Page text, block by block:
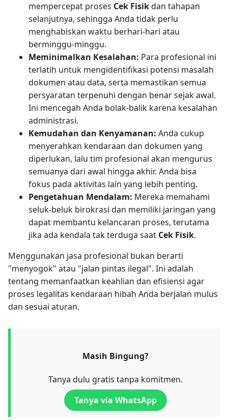
mempercepat proses Cek Fisikdan tahapan
selanjutnya, sehingga Anda tidak perlu
menghabiskan waktu berhari-hari atau
berminggu-minggu.
Meminimalkan Kesalahan: Para profesional ini
terlatih untuk mengidentifikasi potensi masalah
dokumen atau data, serta memastikan semua
persyaratan terpenuhi dengan benar sejak awal.
Ini mencegah Anda bolak-balik karena kesalahan
administrasi.
Kemudahan dan Kenyamanan: Anda cukup
menyerahkan kendaraan dan dokumen yang
diperlukan, lalu tim profesional akan mengurus
semuanya dari awal hingga akhir. Anda bisa
fokus pada aktivitas lain yang lebih penting.
Pengetahuan Mendalam: Mereka memahami
seluk-beluk birokrasi dan memiliki jaringan yang
dapat membantu kelancaran proses, terutama
jika ada kendala tak terduga saat Cek Fisik.
Menggunakan jasa profesional bukan berarti
"menyogok" atau "jalan pintas ilegal". Ini adalah
tentang memanfaatkan keahlian dan efisiensi agar
proses legalitas kendaraan hibah Anda berjalan mulus
dan sesuai aturan.
Masih Bingung?
Tanya dulu gratis tanpa komitmen.
Tanya via WhatsApp